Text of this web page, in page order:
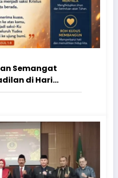
Semangat
di Hari